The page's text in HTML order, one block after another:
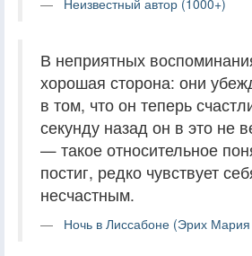
В неприятных
хорошая сторона: они
в том, что он теперь
секунду назад он в это не
— такое относительное
постиг, редко чувствует
несчастным.
Ночь в Лиссабоне (Эрих